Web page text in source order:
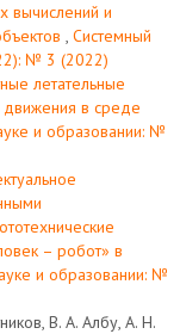
вычислений и
, Системный
№ 3 (2022)
летательные
движения в среде
и образовании: №
– робот» в
и образовании: №
В. А. Албу, А. Н.